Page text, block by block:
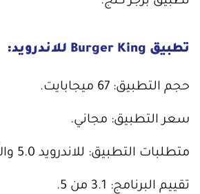
تطبيق Burger King للاندرويد:
حجم التطبيق: 67 ميجابايت.
سعر التطبيق: مجاني.
متطلبات التطبيق: للاندرويد 5.0 والأحدث.
تقييم البرنامج: 3.1 من 5.